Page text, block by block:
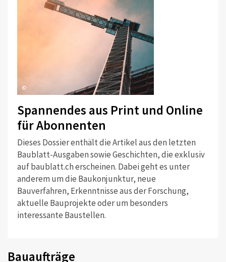
©
Spannendes aus Print und Online
für Abonnenten
Dieses Dossier enthält die Artikel aus den letzten
Baublatt-Ausgaben sowie Geschichten, die exklusiv
auf baublatt.ch erscheinen. Dabei geht es unter
anderem um die Baukonjunktur, neue
Bauverfahren, Erkenntnisse aus der Forschung,
aktuelle Bauprojekte oder um besonders
interessante Baustellen.
Bauaufträge